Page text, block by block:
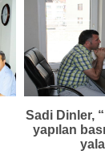
Sadi Dinler,
yapılan